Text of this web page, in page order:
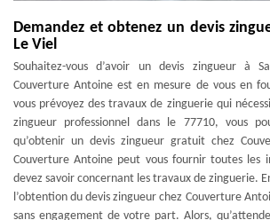
Demandez et obtenez un devis
Le Viel
Souhaitez-vous d’avoir un devis zingueur à
Couverture Antoine est en mesure de vous en
vous prévoyez des travaux de zinguerie qui
zingueur professionnel dans le 77710, vous
qu’obtenir un devis zingueur gratuit chez
Couverture Antoine peut vous fournir toutes les
devez savoir concernant les travaux de zinguerie.
l’obtention du devis zingueur chez Couverture
sans engagement de votre part. Alors,